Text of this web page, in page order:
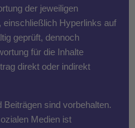
der jeweiligen
einschließlich Hyperlinks auf
geprüft, dennoch
für die Inhalte
direkt oder indirekt
Beiträgen sind vorbehalten.
Medien ist